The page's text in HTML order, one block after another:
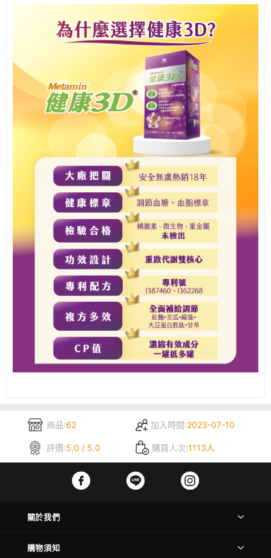
商品:62 加入時間:2023-07-10
評價:5.0 / 5.0 購買人次:1113人
關於我們
購物須知